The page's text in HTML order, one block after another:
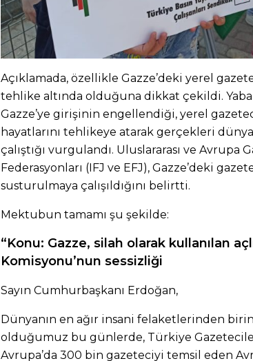
Açıklamada, özellikle Gazze’deki yerel
tehlike altında olduğuna dikkat çekildi.
Gazze’ye girişinin engellendiği, yerel
hayatlarını tehlikeye atarak gerçekleri
çalıştığı vurgulandı. Uluslararası ve Avrupa
Federasyonları (IFJ ve EFJ), Gazze’deki
susturulmaya çalışıldığını belirtti.
Mektubun tamamı şu şekilde:
“Konu: Gazze, silah olarak kullanılan
Komisyonu’nun sessizliği
Sayın Cumhurbaşkanı Erdoğan,
Dünyanın en ağır insani felaketlerinden
olduğumuz bu günlerde, Türkiye
Avrupa’da 300 bin gazeteciyi temsil eden